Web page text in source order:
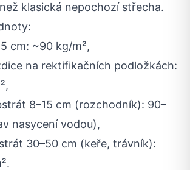
klasická nepochozí střecha.
cm: ~90 kg/m²,
na rektifikačních podložkách:
8–15 cm (rozchodník): 90–
nasycení vodou),
30–50 cm (keře, trávník):